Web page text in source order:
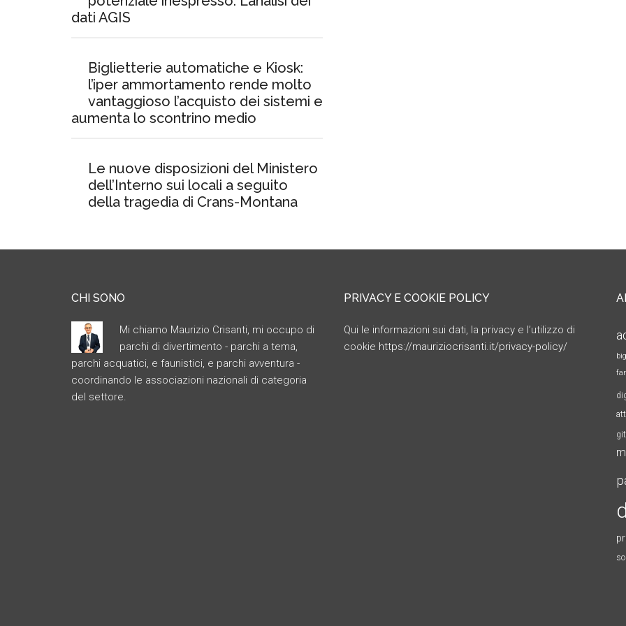
dati AGIS
Biglietterie automatiche e Kiosk:
l’iper ammortamento rende molto
vantaggioso l’acquisto dei sistemi e
aumenta lo scontrino medio
Le nuove disposizioni del Ministero
dell’Interno sui locali a seguito
della tragedia di Crans-Montana
CHI SONO
Mi chiamo Maurizio Crisanti, mi occupo di
parchi di divertimento - parchi a tema,
parchi acquatici, e faunistici, e parchi avventura -
coordinando le associazioni nazionali di categoria
del settore.
PRIVACY E COOKIE POLICY
Qui le informazioni sui dati, la privacy e l’utilizzo di
cookie https://mauriziocrisanti.it/privacy-policy/